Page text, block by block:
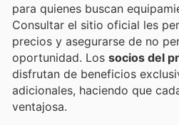
para quienes buscan
Consultar el sitio oficial les
precios y asegurarse de no
oportunidad. Los socios del
disfrutan de beneficios
adicionales, haciendo que
ventajosa.